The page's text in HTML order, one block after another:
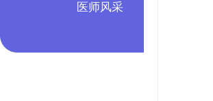
医师风采